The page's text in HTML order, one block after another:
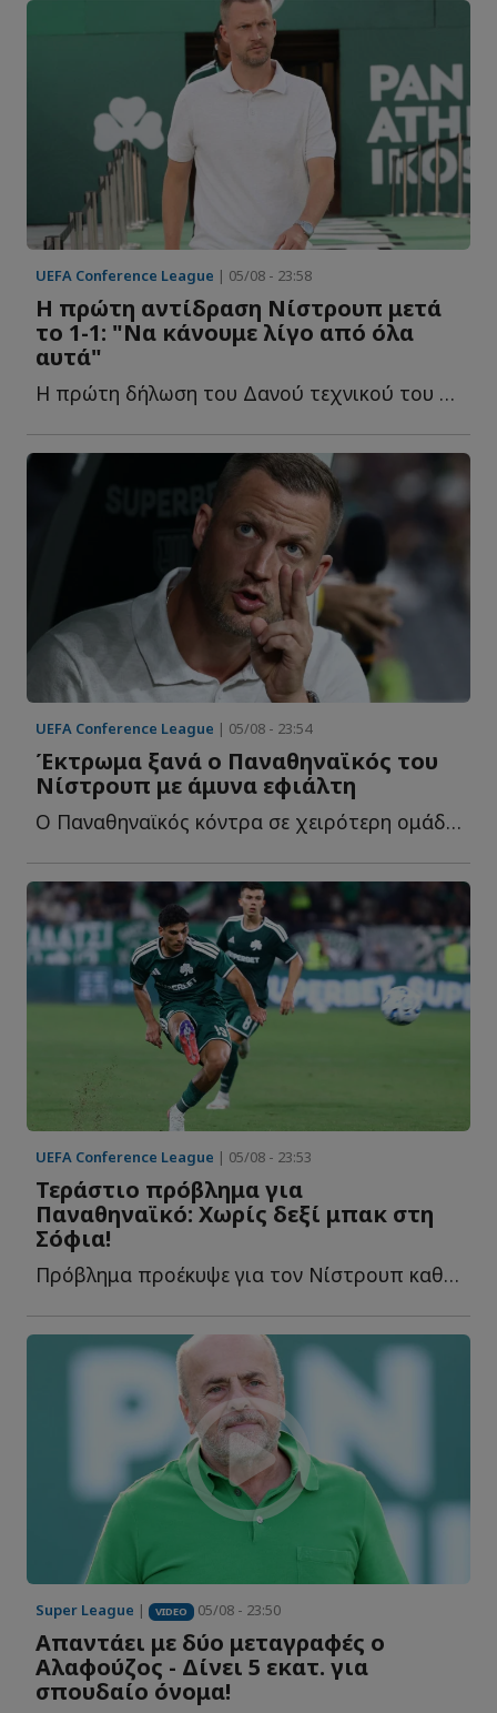
UEFA Conference League | 05/08 - 23:58
Η πρώτη αντίδραση Νίστρουπ μετά
το 1-1: "Να κάνουμε λίγο από όλα
αυτά"
Η πρώτη δήλωση του Δανού τεχνικού του Παναθηναϊκού μ...
UEFA Conference League | 05/08 - 23:54
Έκτρωμα ξανά ο Παναθηναϊκός του
Νίστρουπ με άμυνα εφιάλτη
Ο Παναθηναϊκός κόντρα σε χειρότερη ομάδα από την Πάκσι ή...
UEFA Conference League | 05/08 - 23:53
Τεράστιο πρόβλημα για
Παναθηναϊκό: Χωρίς δεξί μπακ στη
Σόφια!
Πρόβλημα προέκυψε για τον Νίστρουπ καθώς οι «πράσινοι» θ...
Super League | VIDEO 05/08 - 23:50
Απαντάει με δύο μεταγραφές ο
Αλαφούζος - Δίνει 5 εκατ. για
σπουδαίο όνομα!